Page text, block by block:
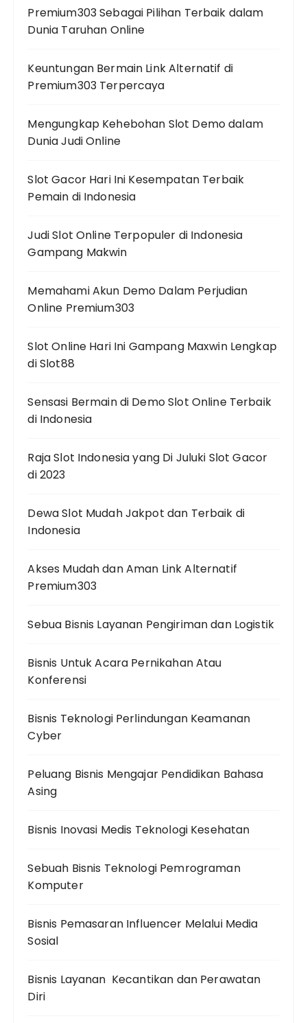
Premium303 Sebagai Pilihan Terbaik dalam
Dunia Taruhan Online
Keuntungan Bermain Link Alternatif di
Premium303 Terpercaya
Mengungkap Kehebohan Slot Demo dalam
Dunia Judi Online
Slot Gacor Hari Ini Kesempatan Terbaik
Pemain di Indonesia
Judi Slot Online Terpopuler di Indonesia
Gampang Makwin
Memahami Akun Demo Dalam Perjudian
Online Premium303
Slot Online Hari Ini Gampang Maxwin Lengkap
di Slot88
Sensasi Bermain di Demo Slot Online Terbaik
di Indonesia
Raja Slot Indonesia yang Di Juluki Slot Gacor
di 2023
Dewa Slot Mudah Jakpot dan Terbaik di
Indonesia
Akses Mudah dan Aman Link Alternatif
Premium303
Sebua Bisnis Layanan Pengiriman dan Logistik
Bisnis Untuk Acara Pernikahan Atau
Konferensi
Bisnis Teknologi Perlindungan Keamanan
Cyber
Peluang Bisnis Mengajar Pendidikan Bahasa
Asing
Bisnis Inovasi Medis Teknologi Kesehatan
Sebuah Bisnis Teknologi Pemrograman
Komputer
Bisnis Pemasaran Influencer Melalui Media
Sosial
Bisnis Layanan Kecantikan dan Perawatan
Diri